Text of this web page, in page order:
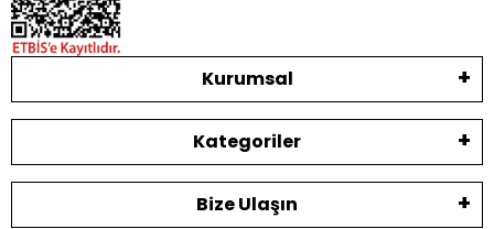
Kurumsal
Kategoriler
Bize Ulaşın